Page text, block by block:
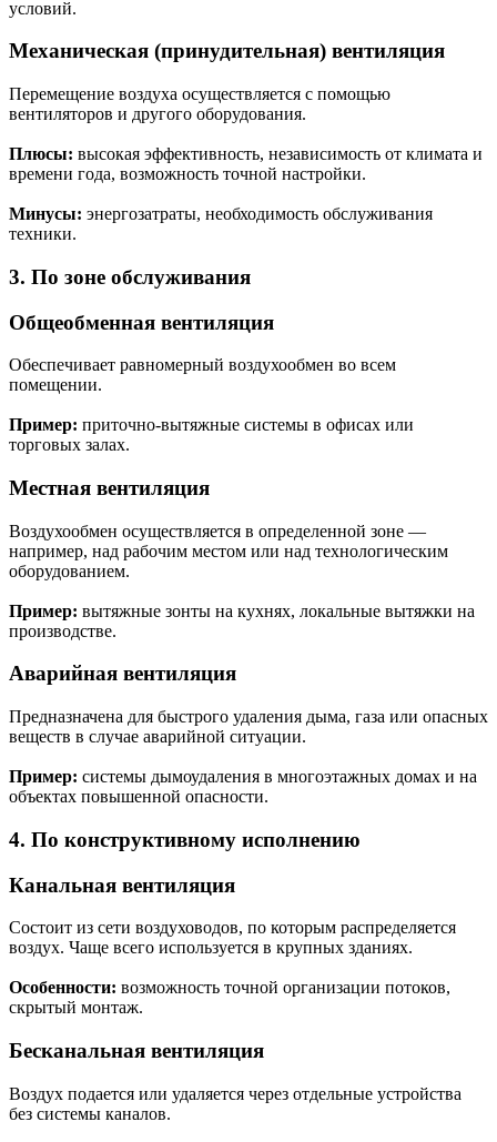
условий.
Механическая (принудительная) вентиляция
Перемещение воздуха осуществляется с помощью
вентиляторов и другого оборудования.
Плюсы: высокая эффективность, независимость от климата и
времени года, возможность точной настройки.
Минусы: энергозатраты, необходимость обслуживания
техники.
3. По зоне обслуживания
Общеобменная вентиляция
Обеспечивает равномерный воздухообмен во всем
помещении.
Пример: приточно-вытяжные системы в офисах или
торговых залах.
Местная вентиляция
Воздухообмен осуществляется в определенной зоне —
например, над рабочим местом или над технологическим
оборудованием.
Пример: вытяжные зонты на кухнях, локальные вытяжки на
производстве.
Аварийная вентиляция
Предназначена для быстрого удаления дыма, газа или опасных
веществ в случае аварийной ситуации.
Пример: системы дымоудаления в многоэтажных домах и на
объектах повышенной опасности.
4. По конструктивному исполнению
Канальная вентиляция
Состоит из сети воздуховодов, по которым распределяется
воздух. Чаще всего используется в крупных зданиях.
Особенности: возможность точной организации потоков,
скрытый монтаж.
Бесканальная вентиляция
Воздух подается или удаляется через отдельные устройства
без системы каналов.